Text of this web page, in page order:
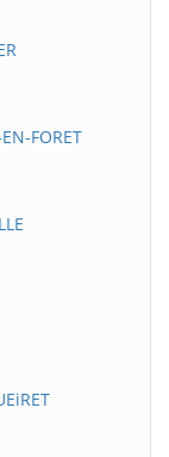
FORET